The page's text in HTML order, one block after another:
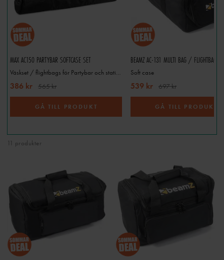
MAX AC150 PARTYBAR SOFTCASE SET
Väskset / flightbags för Partybar och stativ – 2-pack
386 kr 565 kr
GÅ TILL PRODUKT
Soft case
539 kr 697 kr
GÅ TILL PRODUKT
11 produkter